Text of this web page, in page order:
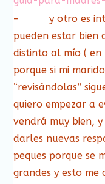
– y otro es
pueden estar bien
distinto al mío ( en
porque si mi
“revisándolas”
quiero empezar a
vendrá muy bien,
darles nuevas
peques porque se
grandes y esto me